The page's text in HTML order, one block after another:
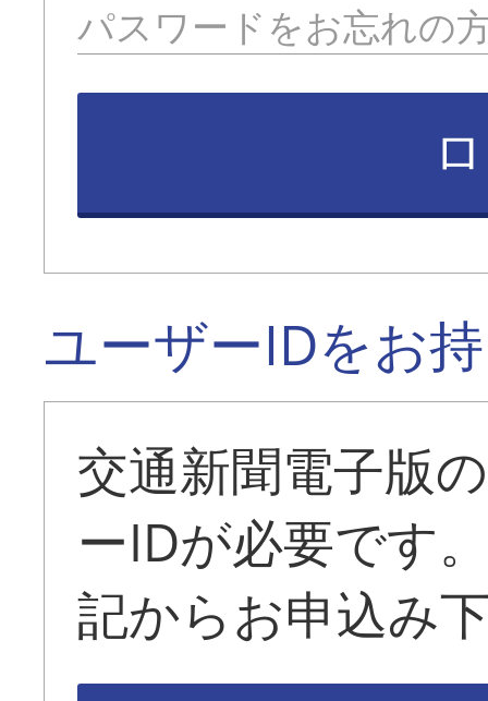
パスワードをお忘れの
ユーザーIDをお
交通新聞電子版
ーIDが必要です
記からお申込み